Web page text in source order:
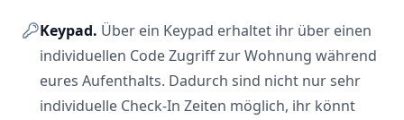
Keypad. Über ein Keypad erhaltet ihr über einen
individuellen Code Zugriff zur Wohnung während
eures Aufenthalts. Dadurch sind nicht nur sehr
individuelle Check-In Zeiten möglich, ihr könnt